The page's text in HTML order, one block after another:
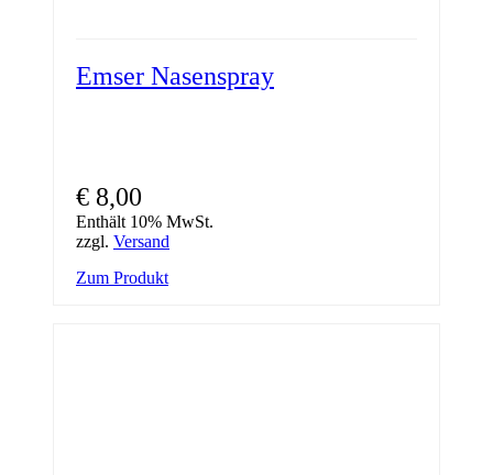
Emser Nasenspray
€ 8,00
Enthält 10% MwSt.
zzgl. Versand
Zum Produkt